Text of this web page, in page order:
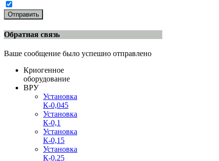
Отправить
Обратная связь
Ваше сообщение было успешно отправлено
Криогенное
оборудование
ВРУ
Установка
К-0,045
Установка
К-0,1
Установка
К-0,15
Установка
К-0,25